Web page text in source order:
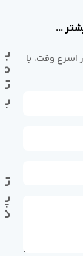
...
اسرع وقت، با
با